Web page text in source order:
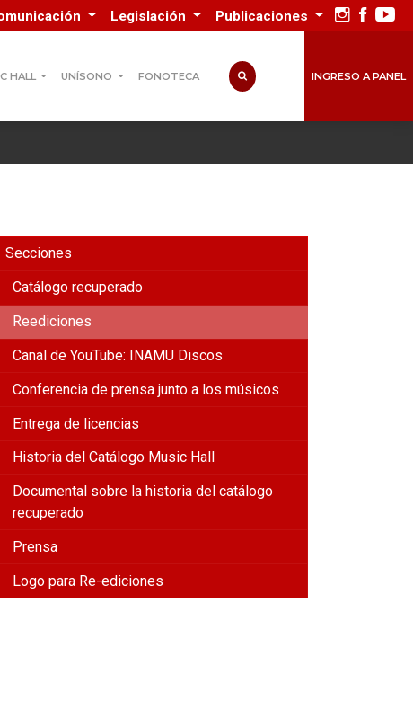
Legislación Publicaciones
HALL UNÍSONO FONOTECA INGRESO A PANEL
Secciones
Catálogo recuperado
Reediciones
Canal de YouTube: INAMU Discos
Conferencia de prensa junto a los músicos
Entrega de licencias
Historia del Catálogo Music Hall
Documental sobre la historia del catálogo
recuperado
Prensa
Logo para Re-ediciones